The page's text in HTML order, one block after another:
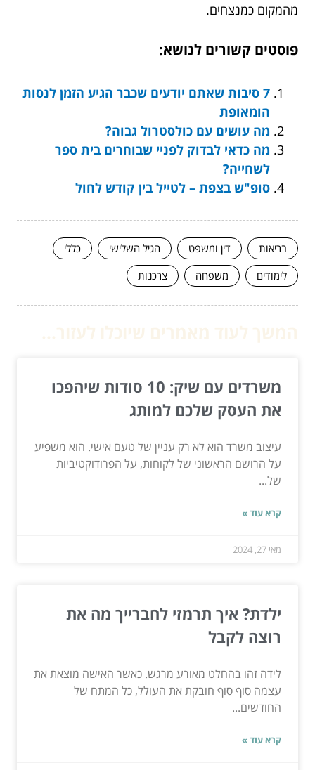
מהמקום כמנצחים.
פוסטים קשורים לנושא:
7 סיבות שאתם יודעים שכבר הגיע הזמן לנסות
הומאופת
מה עושים עם כולסטרול גבוה?
מה כדאי לבדוק לפניי שבוחרים בית ספר
לשחייה?
סופ"ש בצפת – לטייל בין קודש לחול
בריאות דין ומשפט הגיל השלישי
כללי
לימודים
משפחה צרכנות
משרדים עם שיק: 10 סודות שיהפכו
את העסק שלכם למותג
עיצוב משרד הוא לא רק עניין של טעם אישי. הוא משפיע
על הרושם הראשוני של לקוחות, על הפרודוקטיביות
של...
קרא עוד »
מאי 27, 2024
ילדת? איך תרמזי לחברייך מה את
רוצה לקבל
לידה זהו בהחלט מאורע מרגש. כאשר האישה מוצאת את
עצמה סוף סוף חובקת את העולל, כל המתח של
החודשים...
קרא עוד »